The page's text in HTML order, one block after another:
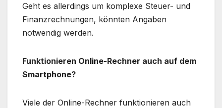
Geht es allerdings um komplexe Steuer- und
Finanzrechnungen, könnten Angaben
notwendig werden.
Funktionieren Online-Rechner auch auf dem
Smartphone?
Viele der Online-Rechner funktionieren auch